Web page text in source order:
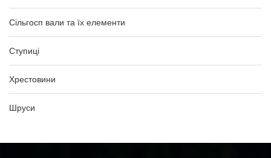
Сільгосп вали та їх елементи
Ступиці
Хрестовини
Шруси